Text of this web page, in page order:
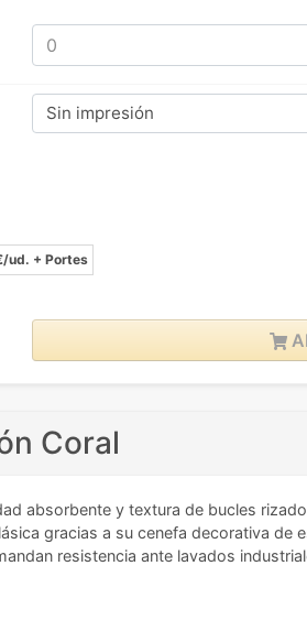
Sin impresión
ud. + Portes
Coral
absorbente y textura de bucles
gracias a su cenefa decorativa
resistencia ante lavados